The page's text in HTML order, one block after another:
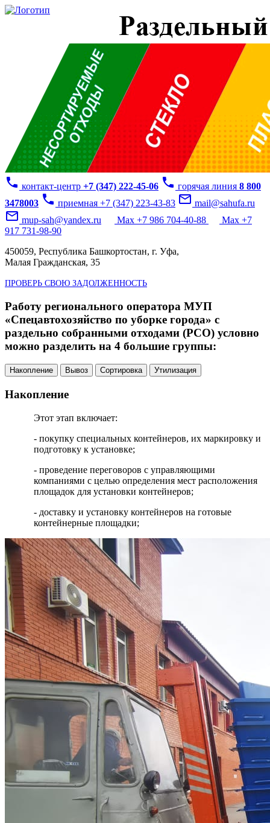
phone контакт-центр +7 (347) 222-45-06 phone горячая линия 8 800
3478003 phone приемная +7 (347) 223-43-83 mail_outline mail@sahufa.ru
mail_outline mup-sah@yandex.ru Max +7 986 704-40-88
Max +7
917 731-98-90
450059, Республика Башкортостан, г. Уфа,
Малая Гражданская, 35
ПРОВЕРЬ СВОЮ ЗАДОЛЖЕННОСТЬ
Работу регионального оператора МУП
«Спецавтохозяйство по уборке города» с
раздельно собранными отходами (РСО) условно
можно разделить на 4 большие группы:
Накопление Вывоз Сортировка Утилизация
Накопление
Этот этап включает:
- покупку специальных контейнеров, их маркировку и
подготовку к установке;
- проведение переговоров с управляющими
компаниями с целью определения мест расположения
площадок для установки контейнеров;
- доставку и установку контейнеров на готовые
контейнерные площадки;